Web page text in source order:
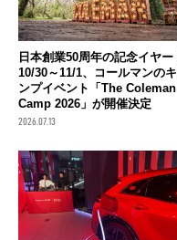
日本創業50周年の記念イヤー
10/30～11/1、コールマンの
ンプイベント「The Coleman
Camp 2026」が開催決定
2026.07.13